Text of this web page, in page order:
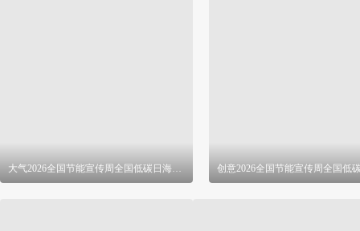
大气2026全国节能宣传周全国低碳日海报 PSD